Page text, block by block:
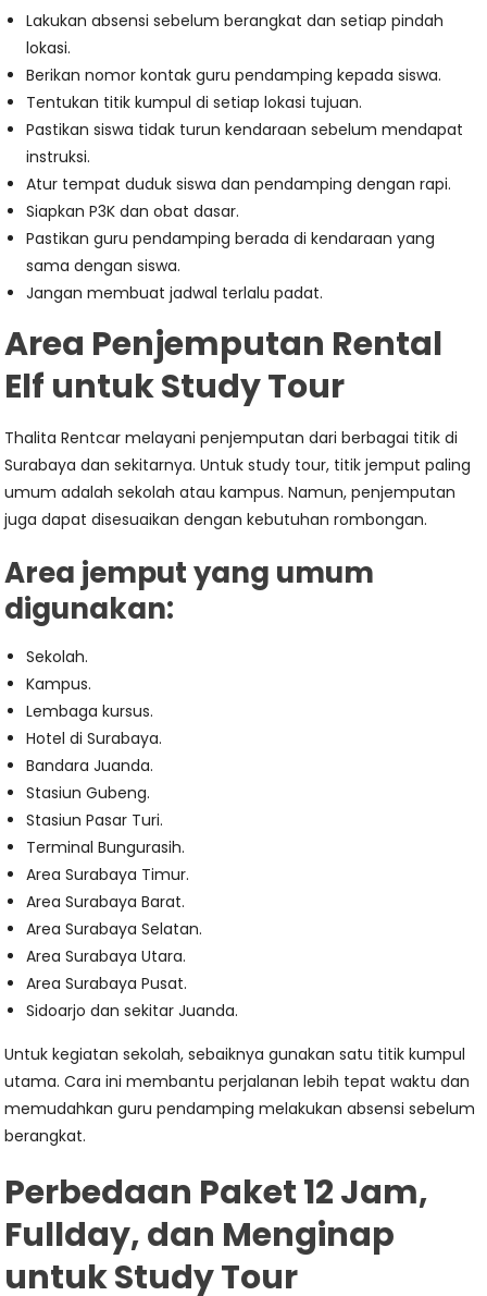
Lakukan absensi sebelum berangkat dan setiap pindah
lokasi.
Berikan nomor kontak guru pendamping kepada siswa.
Tentukan titik kumpul di setiap lokasi tujuan.
Pastikan siswa tidak turun kendaraan sebelum mendapat
instruksi.
Atur tempat duduk siswa dan pendamping dengan rapi.
Siapkan P3K dan obat dasar.
Pastikan guru pendamping berada di kendaraan yang
sama dengan siswa.
Jangan membuat jadwal terlalu padat.
Area Penjemputan Rental
Elf untuk Study Tour
Thalita Rentcar melayani penjemputan dari berbagai titik di
Surabaya dan sekitarnya. Untuk study tour, titik jemput paling
umum adalah sekolah atau kampus. Namun, penjemputan
juga dapat disesuaikan dengan kebutuhan rombongan.
Area jemput yang umum
digunakan:
Sekolah.
Kampus.
Lembaga kursus.
Hotel di Surabaya.
Bandara Juanda.
Stasiun Gubeng.
Stasiun Pasar Turi.
Terminal Bungurasih.
Area Surabaya Timur.
Area Surabaya Barat.
Area Surabaya Selatan.
Area Surabaya Utara.
Area Surabaya Pusat.
Sidoarjo dan sekitar Juanda.
Untuk kegiatan sekolah, sebaiknya gunakan satu titik kumpul
utama. Cara ini membantu perjalanan lebih tepat waktu dan
memudahkan guru pendamping melakukan absensi sebelum
berangkat.
Perbedaan Paket 12 Jam,
Fullday, dan Menginap
untuk Study Tour